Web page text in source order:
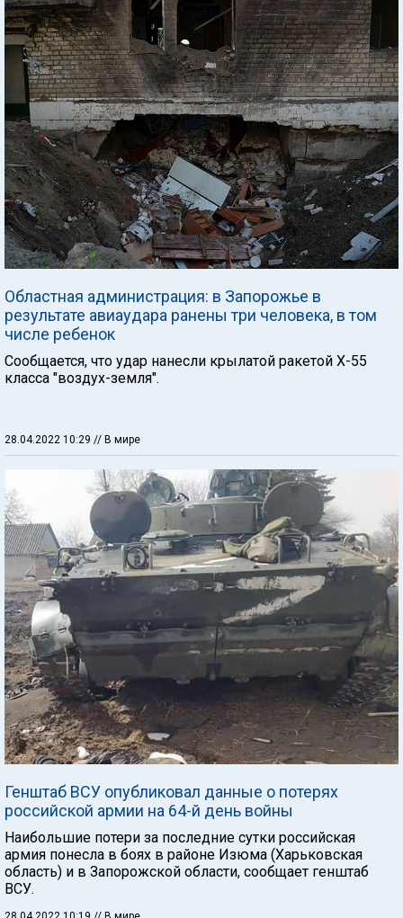
Областная администрация: в Запорожье в
результате авиаудара ранены три человека, в том
числе ребенок
Сообщается, что удар нанесли крылатой ракетой Х-55
класса "воздух-земля".
28.04.2022 10:29 // В мире
Генштаб ВСУ опубликовал данные о потерях
российской армии на 64-й день войны
Наибольшие потери за последние сутки российская
армия понесла в боях в районе Изюма (Харьковская
область) и в Запорожской области, сообщает генштаб
ВСУ.